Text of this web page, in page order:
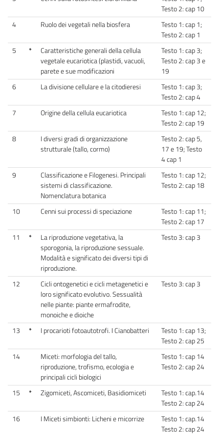
Testo 2: cap 10
4
Ruolo dei vegetali nella biosfera
Testo 1: cap 1;
Testo 2: cap 1
5
*
Caratteristiche generali della cellula
vegetale eucariotica (plastidi, vacuoli,
parete e sue modificazioni
Testo 1: cap 3;
Testo 2: cap 3 e
19
6
La divisione cellulare e la citodieresi
Testo 1: cap 3;
Testo 2: cap 4
7
Origine della cellula eucariotica
Testo 1: cap 12;
Testo 2: cap 19
8
I diversi gradi di organizzazione
strutturale (tallo, cormo)
Testo 2: cap 5,
17 e 19; Testo
4 cap 1
9
Classificazione e Filogenesi. Principali
sistemi di classificazione.
Nomenclatura botanica
Testo 1: cap 12;
Testo 2: cap 18
10 Cenni sui processi di speciazione
Testo 1: cap 11;
Testo 2: cap 17
11
*
La riproduzione vegetativa, la
sporogonia, la riproduzione sessuale.
Modalità e significato dei diversi tipi di
riproduzione.
Testo 3: cap 3
12
Cicli ontogenetici e cicli metagenetici e
loro significato evolutivo. Sessualità
nelle piante: piante ermafrodite,
monoiche e dioiche
Testo 3: cap 3
13 * I procarioti fotoautotrofi. I Cianobatteri
Testo 1: cap 13;
Testo 2: cap 25
14
Miceti: morfologia del tallo,
riproduzione, trofismo, ecologia e
principali cicli biologici
Testo 1: cap 14
Testo 2: cap 24
15 * Zigomiceti, Ascomiceti, Basidiomiceti
Testo 1: cap.14
Testo 2: cap 24
16
I Miceti simbionti: Licheni e micorrize
Testo 1: cap.14
Testo 2: cap 24